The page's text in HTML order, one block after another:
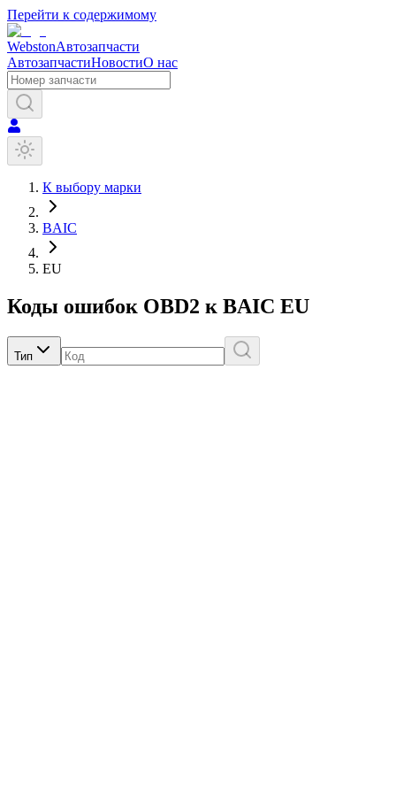
Перейти к содержимому
WebstonАвтозапчасти
АвтозапчастиНовостиО нас
К выбору марки
BAIC
EU
Коды ошибок OBD2 к BAIC EU
Тип